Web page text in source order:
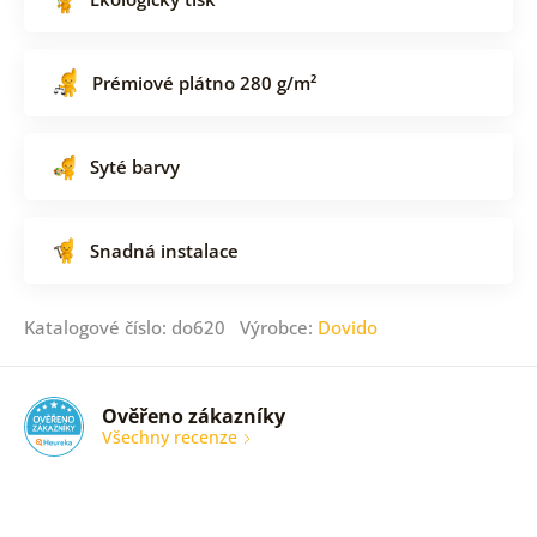
Prémiové plátno 280 g/m²
Syté barvy
Snadná instalace
Katalogové číslo: do620 Výrobce: Dovido
Ověřeno zákazníky
Všechny recenze